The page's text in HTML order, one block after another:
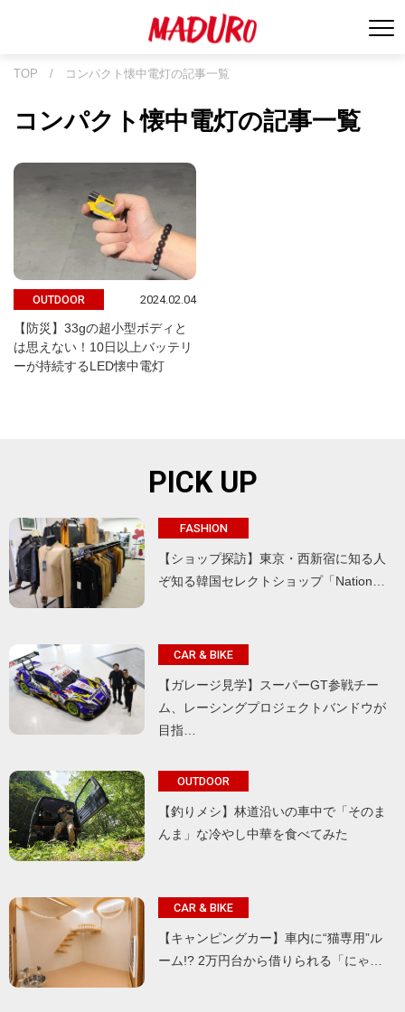
TOP / コンパクト懐中電灯の記事一覧
コンパクト懐中電灯の記事一覧
OUTDOOR 2024.02.04
【防災】33gの超小型ボディと
は思えない！10日以上バッテリ
ーが持続するLED懐中電灯
PICK UP
FASHION
【ショップ探訪】東京・西新宿に知る人
ぞ知る韓国セレクトショップ「Nation…
CAR & BIKE
【ガレージ見学】スーパーGT参戦チー
ム、レーシングプロジェクトバンドウが
目指…
OUTDOOR
【釣りメシ】林道沿いの車中で「そのま
んま」な冷やし中華を食べてみた
CAR & BIKE
【キャンピングカー】車内に“猫専用”ル
ーム!? 2万円台から借りられる「にゃ…